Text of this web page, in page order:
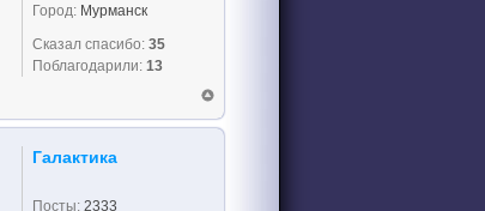
Город: Мурманск
Сказал спасибо: 35
Поблагодарили: 13
Галактика
Посты: 2333